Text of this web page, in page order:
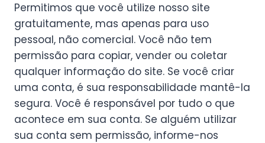
Permitimos que você utilize nosso site
gratuitamente, mas apenas para uso
pessoal, não comercial. Você não tem
permissão para copiar, vender ou coletar
qualquer informação do site. Se você criar
uma conta, é sua responsabilidade mantê-la
segura. Você é responsável por tudo o que
acontece em sua conta. Se alguém utilizar
sua conta sem permissão, informe-nos